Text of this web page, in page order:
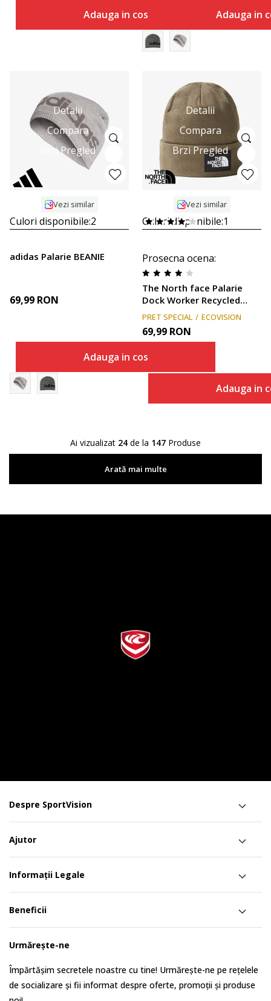
Adauga in cos Adauga in
Detalii
Compara
Brzi Pregled
Vezi similar
Culori disponibile:2
adidas Palarie BEANIE
69,99 RON
Adauga in cos
Detalii
Compara
Brzi Pregled
Vezi similar
Culori disponibile:1
Prosecna ocena:
The North face Palarie
Dock Worker Recycled
Beanie
PRET SPECIAL ECOVISION
69,99 RON
Adauga in
Ai vizualizat 24 de la 147 Produse
Arată mai multe
Despre SportVision
Ajutor
Informații Legale
Beneficii
Urmărește-ne
Împărtășim secretele noastre cu tine! Urmărește-ne pe rețelele
de socializare și fii informat despre oferte, promoții și produse